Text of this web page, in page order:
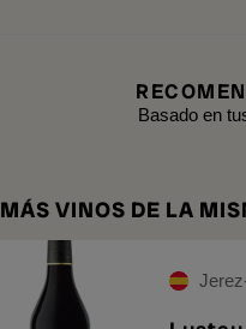
Basado en
MÁS VINOS DE LA
Jerez-